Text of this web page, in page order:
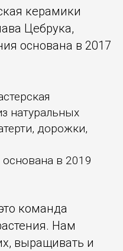
керамики
Цебрука,
основана в 2017
натуральных
дорожки,
в 2019
команда
Нам
выращивать и